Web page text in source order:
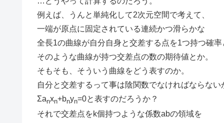
例えば、うんと単純化して2次元空間で考えて、
一端が原点に固定されている連続かつ滑らかな
全長1の曲線が自分自身と交差する点を1つ持つ確率
そのような曲線が持つ交差点の数の期待値とか。
そもそも、そういう曲線をどう表すのか。
自分と交差するって事は陰関数でなければならない
Σanxn+bnyn=0と表すのだろうか？
それで交差点をk個持つような係数abの領域を